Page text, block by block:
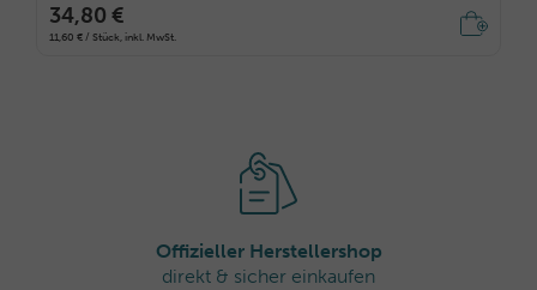
34,80 €
11,60 € / Stück, inkl. MwSt.
Offizieller Herstellershop
direkt & sicher einkaufen